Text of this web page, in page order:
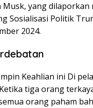
yang
Sosialisasi Politik
2024.
Keahlian ini Di
tiga orang
orang paham